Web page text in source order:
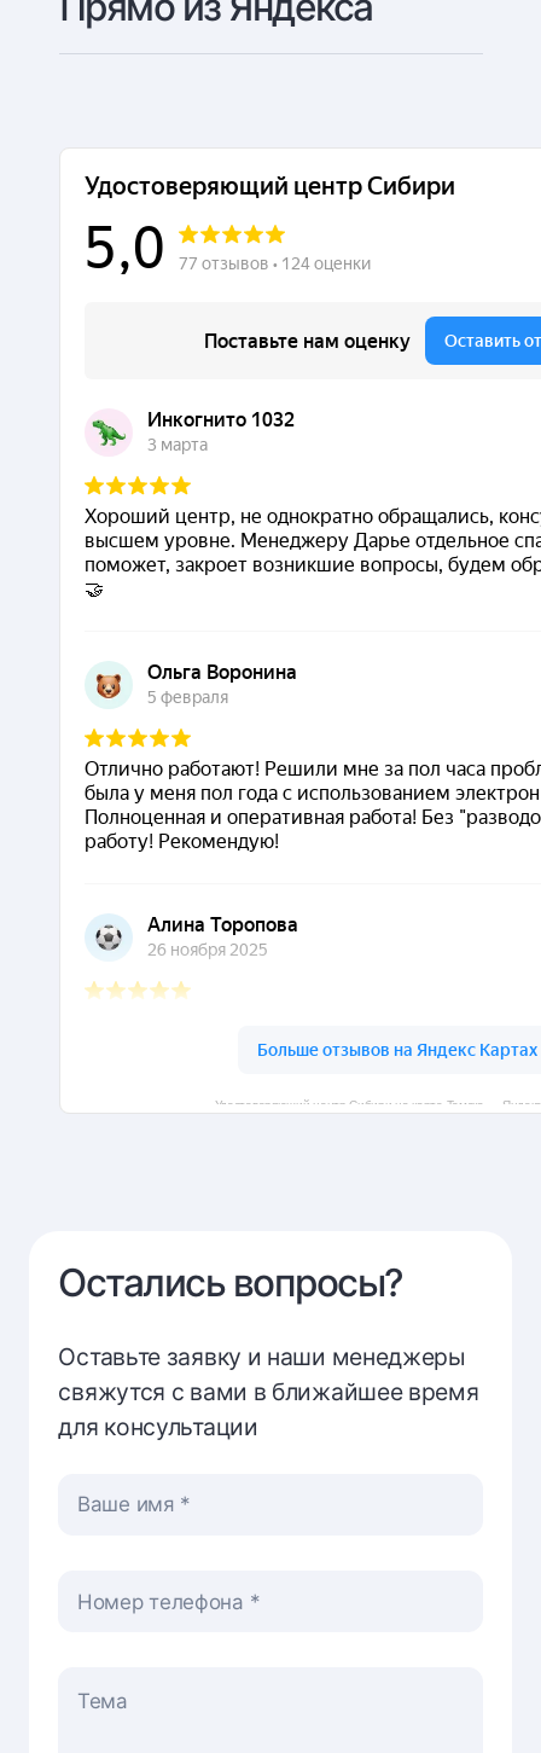
Удостоверяющий центр Сибири на карте Томска —
Остались вопросы?
Оставьте заявку и наши менеджеры
свяжутся с вами в ближайшее время
для консультации
Ваше имя
Номер телефона